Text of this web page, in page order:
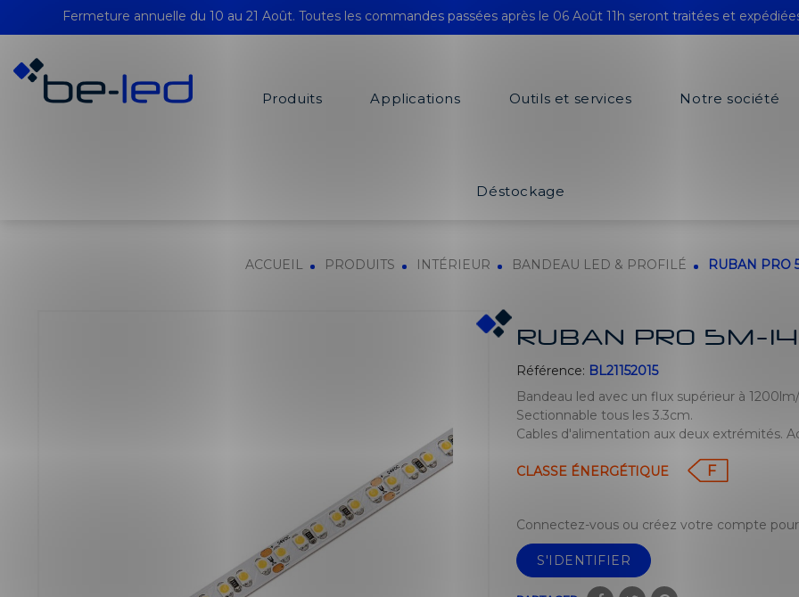
Fermeture annuelle du 10 au 21 Août. Toutes les commandes passées après le 06 Août 11h seront traitées et
Produits Applications Outils et services Notre société
Déstockage
ACCUEIL PRODUITS INTÉRIEUR BANDEAU LED & PROFILÉ RUBAN PRO
RUBAN PRO 5M-
Référence: BL21152015
Bandeau led avec un flux supérieur à
Sectionnable tous les 3.3cm.
Cables d'alimentation aux deux extrémités.
CLASSE ÉNERGÉTIQUE F
Connectez-vous ou créez votre compte
S'IDENTIFIER